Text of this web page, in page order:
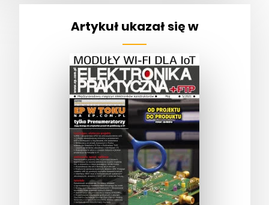
Artykuł ukazał się w